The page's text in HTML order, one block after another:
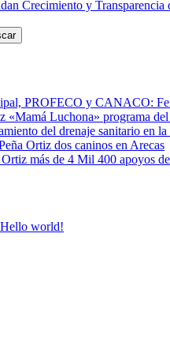
Crecimiento y Transparencia
PROFECO y CANACO:
«Mamá Luchona» programa
del drenaje sanitario en
Ortiz dos caninos en Arecas
más de 4 Mil 400 apoyos
Hello world!